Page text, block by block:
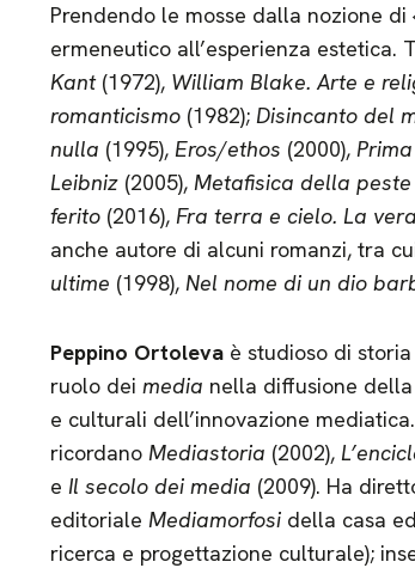
Prendendo le mosse dalla nozione
ermeneutico all’esperienza estetica.
Kant(1972), William Blake. Arte e
romanticismo(1982); Disincanto del
nulla (1995), Eros/ethos (2000),
Leibniz(2005), Metafisica della peste
ferito (2016), Fra terra e cielo. La
anche autore di alcuni romanzi, tra
ultime (1998), Nel nome di un dio
Peppino Ortolevaè studioso di
ruolo dei media nella diffusione
e culturali dell’innovazione
ricordano Mediastoria (2002),
e Il secolo dei media (2009). Ha
editoriale Mediamorfosidella casa
ricerca e progettazione culturale);